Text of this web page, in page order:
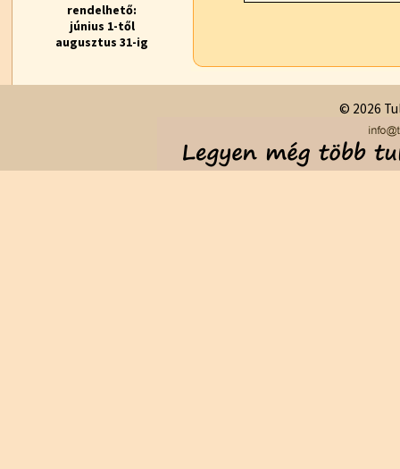
rendelhető:
június 1-től
augusztus 31-ig
© 2026